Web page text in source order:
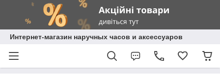
Интернет-магазин наручных часов и аксессуаров